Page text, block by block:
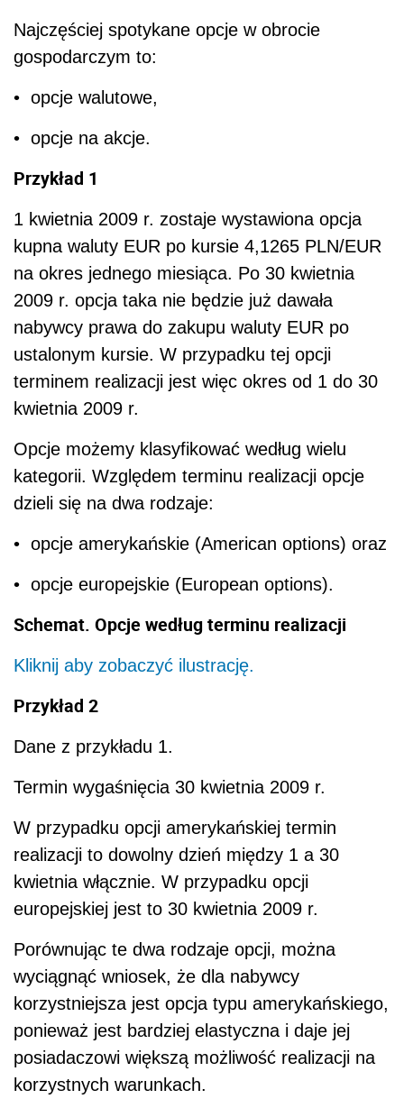
Najczęściej spotykane opcje w obrocie
gospodarczym to:
• opcje walutowe,
• opcje na akcje.
Przykład 1
1 kwietnia 2009 r. zostaje wystawiona opcja
kupna waluty EUR po kursie 4,1265 PLN/EUR
na okres jednego miesiąca. Po 30 kwietnia
2009 r. opcja taka nie będzie już dawała
nabywcy prawa do zakupu waluty EUR po
ustalonym kursie. W przypadku tej opcji
terminem realizacji jest więc okres od 1 do 30
kwietnia 2009 r.
Opcje możemy klasyfikować według wielu
kategorii. Względem terminu realizacji opcje
dzieli się na dwa rodzaje:
• opcje amerykańskie (American options) oraz
• opcje europejskie (European options).
Schemat. Opcje według terminu realizacji
Kliknij aby zobaczyć ilustrację.
Przykład 2
Dane z przykładu 1.
Termin wygaśnięcia 30 kwietnia 2009 r.
W przypadku opcji amerykańskiej termin
realizacji to dowolny dzień między 1 a 30
kwietnia włącznie. W przypadku opcji
europejskiej jest to 30 kwietnia 2009 r.
Porównując te dwa rodzaje opcji, można
wyciągnąć wniosek, że dla nabywcy
korzystniejsza jest opcja typu amerykańskiego,
ponieważ jest bardziej elastyczna i daje jej
posiadaczowi większą możliwość realizacji na
korzystnych warunkach.